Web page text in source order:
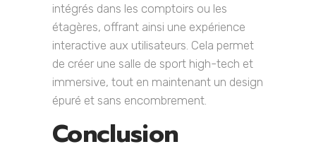
intégrés dans les comptoirs ou les
étagères, offrant ainsi une expérience
interactive aux utilisateurs. Cela permet
de créer une salle de sport high-tech et
immersive, tout en maintenant un design
épuré et sans encombrement.
Conclusion